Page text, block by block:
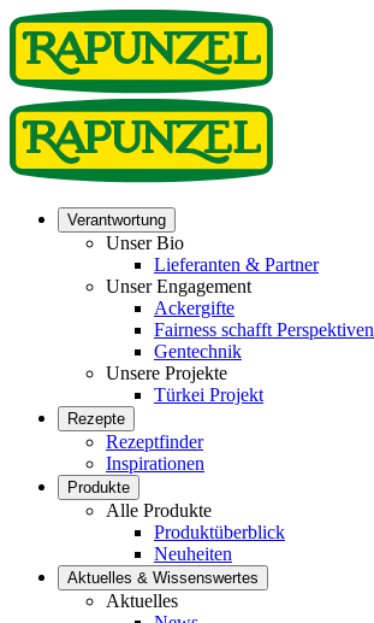
Verantwortung
Unser Bio
Lieferanten & Partner
Unser Engagement
Ackergifte
Fairness schafft Perspektiven
Gentechnik
Unsere Projekte
Türkei Projekt
Rezepte
Rezeptfinder
Inspirationen
Produkte
Alle Produkte
Produktüberblick
Neuheiten
Aktuelles & Wissenswertes
Aktuelles